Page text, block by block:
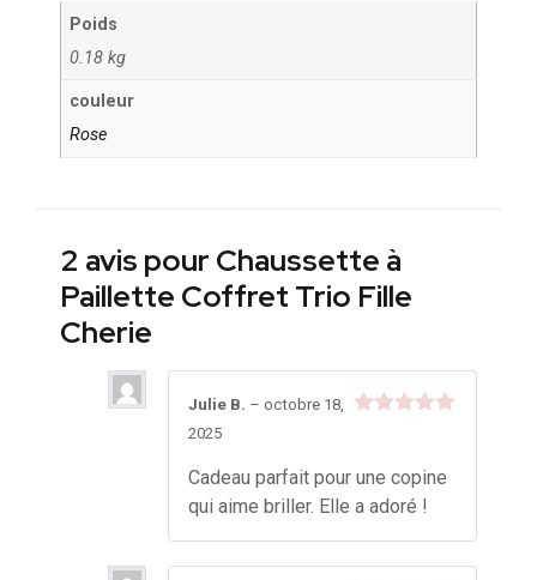
Poids
0.18 kg
couleur
Rose
2 avis pour Chaussette à
Paillette Coffret Trio Fille
Cherie
Julie B. – octobre 18,
2025
Cadeau parfait pour une copine
qui aime briller. Elle a adoré !